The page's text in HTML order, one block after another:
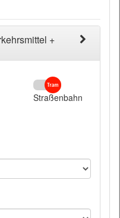
+
Straßenbahn